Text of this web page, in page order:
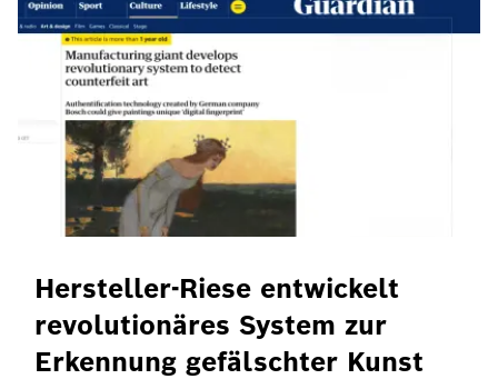
Hersteller-Riese entwickelt
revolutionäres System zur
Erkennung gefälschter Kunst